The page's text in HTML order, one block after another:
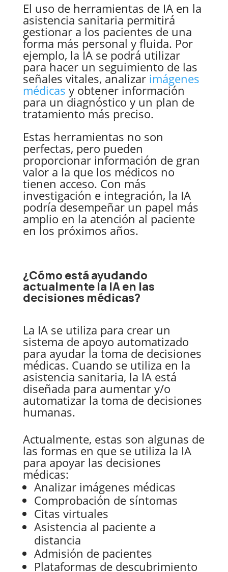
El uso de herramientas de IA en la
asistencia sanitaria permitirá
gestionar a los pacientes de una
forma más personal y fluida. Por
ejemplo, la IA se podrá utilizar
para hacer un seguimiento de las
señales vitales, analizar imágenes
médicas y obtener información
para un diagnóstico y un plan de
tratamiento más preciso.
Estas herramientas no son
perfectas, pero pueden
proporcionar información de gran
valor a la que los médicos no
tienen acceso. Con más
investigación e integración, la IA
podría desempeñar un papel más
amplio en la atención al paciente
en los próximos años.
​¿Cómo está ayudando
actualmente la IA en las
decisiones médicas?
La IA se utiliza para crear un
sistema de apoyo automatizado
para ayudar la toma de decisiones
médicas. Cuando se utiliza en la
asistencia sanitaria, la IA está
diseñada para aumentar y/o
automatizar la toma de decisiones
humanas.
Actualmente, estas son algunas de
las formas en que se utiliza la IA
para apoyar las decisiones
médicas:
Analizar imágenes médicas
Comprobación de síntomas
Citas virtuales
Asistencia al paciente a
distancia
Admisión de pacientes
Plataformas de descubrimiento